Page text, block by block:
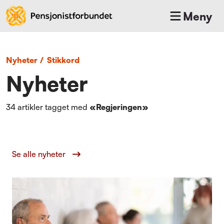
Meny
Nyheter / Stikkord
Nyheter
34 artikler tagget med «Regjeringen»
Se alle nyheter